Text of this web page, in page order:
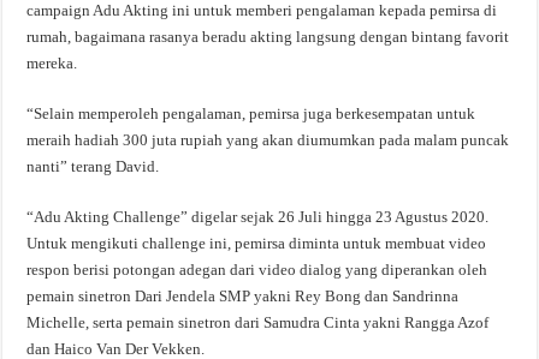
campaign Adu Akting ini untuk memberi pengalaman kepada pemirsa di
rumah, bagaimana rasanya beradu akting langsung dengan bintang favorit
mereka.
“Selain memperoleh pengalaman, pemirsa juga berkesempatan untuk
meraih hadiah 300 juta rupiah yang akan diumumkan pada malam puncak
nanti” terang David.
“Adu Akting Challenge” digelar sejak 26 Juli hingga 23 Agustus 2020.
Untuk mengikuti challenge ini, pemirsa diminta untuk membuat video
respon berisi potongan adegan dari video dialog yang diperankan oleh
pemain sinetron Dari Jendela SMP yakni Rey Bong dan Sandrinna
Michelle, serta pemain sinetron dari Samudra Cinta yakni Rangga Azof
dan Haico Van Der Vekken.